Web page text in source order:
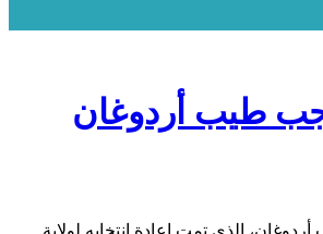
طيب أردوغان
الذي تمت إعادة انتخابه لولاية